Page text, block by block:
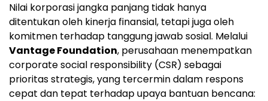
Nilai korporasi jangka panjang tidak hanya
ditentukan oleh kinerja finansial, tetapi juga oleh
komitmen terhadap tanggung jawab sosial. Melalui
Vantage Foundation, perusahaan menempatkan
corporate social responsibility (CSR) sebagai
prioritas strategis, yang tercermin dalam respons
cepat dan tepat terhadap upaya bantuan bencana: